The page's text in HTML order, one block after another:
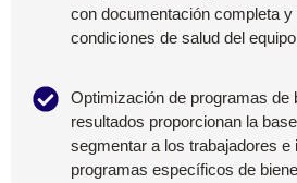
con documentación completa y
condiciones de salud del
Optimización de programas de
resultados proporcionan la
segmentar a los trabajadores e
programas específicos de